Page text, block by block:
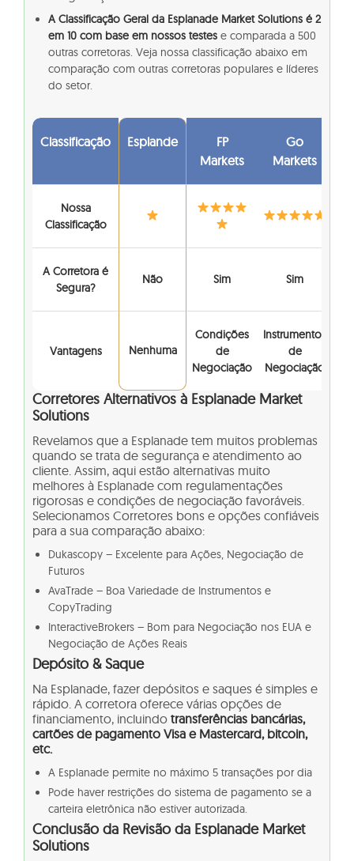
A Classificação Geral da Esplanade Market Solutions é 2
em 10 com base em nossos testes e comparada a 500
outras corretoras. Veja nossa classificação abaixo em
comparação com outras corretoras populares e líderes
do setor.
Classificação Esplande
FP
Markets
Go
Markets
Nossa
Classificação
A Corretora é
Segura?
Não Sim Sim
Vantagens Nenhuma
Condições
de
Negociação
Instrumentos
de
Negociação
Corretores Alternativos à Esplanade Market
Solutions
Revelamos que a Esplanade tem muitos problemas
quando se trata de segurança e atendimento ao
cliente. Assim, aqui estão alternativas muito
melhores à Esplanade com regulamentações
rigorosas e condições de negociação favoráveis.
Selecionamos Corretores bons e opções confiáveis
para a sua comparação abaixo:
Dukascopy – Excelente para Ações, Negociação de
Futuros
AvaTrade – Boa Variedade de Instrumentos e
CopyTrading
InteractiveBrokers – Bom para Negociação nos EUA e
Negociação de Ações Reais
Depósito & Saque
Na Esplanade, fazer depósitos e saques é simples e
rápido. A corretora oferece várias opções de
financiamento, incluindo transferências bancárias,
cartões de pagamento Visa e Mastercard, bitcoin,
etc.
A Esplanade permite no máximo 5 transações por dia
Pode haver restrições do sistema de pagamento se a
carteira eletrônica não estiver autorizada.
Conclusão da Revisão da Esplanade Market
Solutions